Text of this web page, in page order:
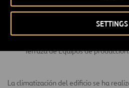
SETTINGS
Cubierta: Sala de bombas, Sala
Terraza de Equipos de
La climatización del edificio se ha